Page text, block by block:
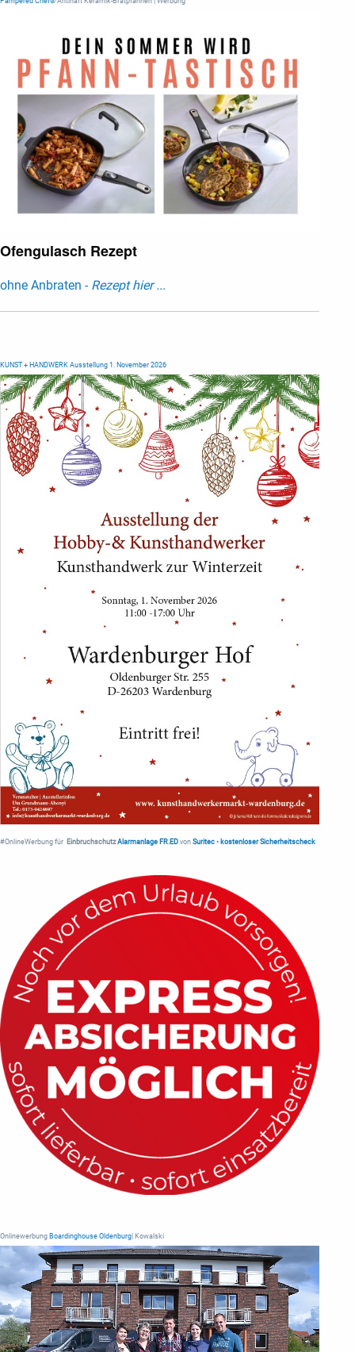
Ofengulasch Rezept
ohne Anbraten - Rezept hier ...
KUNST + HANDWERK Ausstellung 1. November 2026
#OnlineWerbung für Einbruchschutz Alarmanlage FR.ED von Suritec • kostenloser Sicherheitscheck
Onlinewerbung Boardinghouse Oldenburg | Kowalski